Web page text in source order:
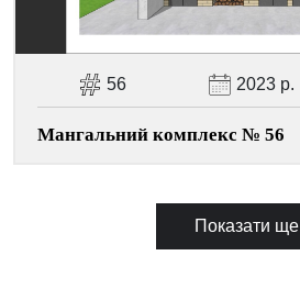
56 2023 р.
Мангальний комплекс № 56
Показати ще